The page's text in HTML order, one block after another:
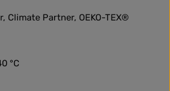
Climate Partner, OEKO-TEX®
°C